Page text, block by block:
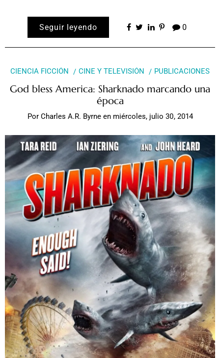
Seguir leyendo 0
CIENCIA FICCIÓN CINE Y TELEVISIÓN PUBLICACIONES
God bless America: Sharknado marcando una
época
Por Charles A.R. Byrne en miércoles, julio 30, 2014